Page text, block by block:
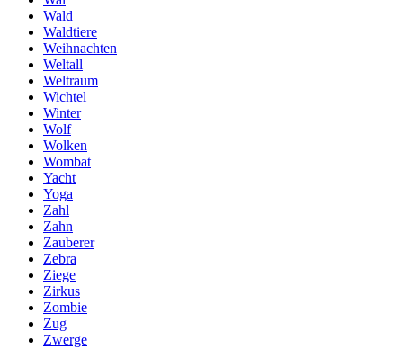
Wald
Waldtiere
Weihnachten
Weltall
Weltraum
Wichtel
Winter
Wolf
Wolken
Wombat
Yacht
Yoga
Zahl
Zahn
Zauberer
Zebra
Ziege
Zirkus
Zombie
Zug
Zwerge